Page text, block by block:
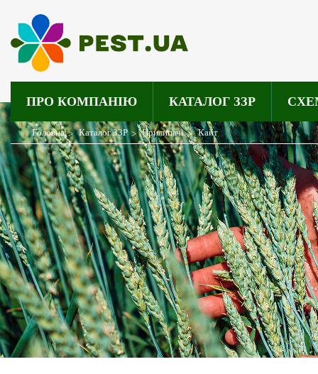
ПРО КОМПАНІЮ КАТАЛОГ ЗЗР
Головна > Каталог ЗЗР > Прилипачі > Кайт